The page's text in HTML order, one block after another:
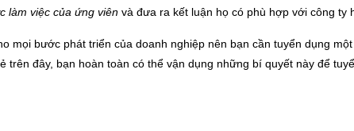
làm việc của ứng viên và đưa ra kết luận họ có phù hợp với công ty
mọi bước phát triển của doanh nghiệp nên bạn cần tuyển dụng
trên đây, bạn hoàn toàn có thể vận dụng những bí quyết này để